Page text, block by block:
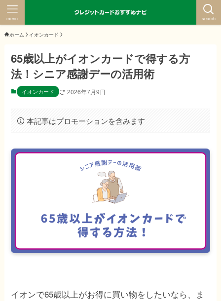
search
menu
ホーム イオンカード
65歳以上がイオンカードで得する方
法！シニア感謝デーの活用術
イオンカード 2026年7月9日
本記事はプロモーションを含みます
イオンで65歳以上がお得に買い物をしたいなら、ま